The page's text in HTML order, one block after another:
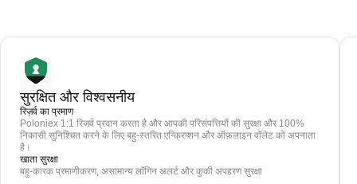
सुरक्षित और विश्वसनीय
रिज़र्व का प्रमाण
Poloniex 1:1 रिजर्व प्रदान करता है और आपकी परिसंपत्तियों की सुरक्षा और 100%
निकासी सुनिश्चित करने के लिए बहु-स्तरित एन्क्रिप्शन और ऑफ़लाइन वॉलेट को अपनाता
है।
खाता सुरक्षा
बहु-कारक प्रमाणीकरण, असामान्य लॉगिन अलर्ट और कुकी अपहरण सुरक्षा